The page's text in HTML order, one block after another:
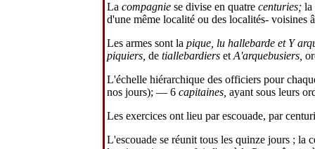
La compagnie se divise en quatre centuries; la
d'une même localité ou des localités- voisines
Les armes sont la pique, lu hallebarde et Y
piquiers, de tiallebardiers et A'arquebusiers,
L'échelle hiérarchique des officiers pour
nos jours); — 6 capitaines, ayant sous leurs
Les exercices ont lieu par escouade, par
L'escouade se réunit tous les quinze jours ; la